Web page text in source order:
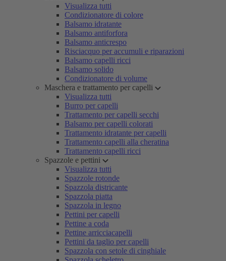
Visualizza tutti
Condizionatore di colore
Balsamo idratante
Balsamo antiforfora
Balsamo anticrespo
Risciacquo per accumuli e riparazioni
Balsamo capelli ricci
Balsamo solido
Condizionatore di volume
Maschera e trattamento per capelli
Visualizza tutti
Burro per capelli
Trattamento per capelli secchi
Balsamo per capelli colorati
Trattamento idratante per capelli
Trattamento capelli alla cheratina
Trattamento capelli ricci
Spazzole e pettini
Visualizza tutti
Spazzole rotonde
Spazzola districante
Spazzola piatta
Spazzola in legno
Pettini per capelli
Pettine a coda
Pettine arricciacapelli
Pettini da taglio per capelli
Spazzola con setole di cinghiale